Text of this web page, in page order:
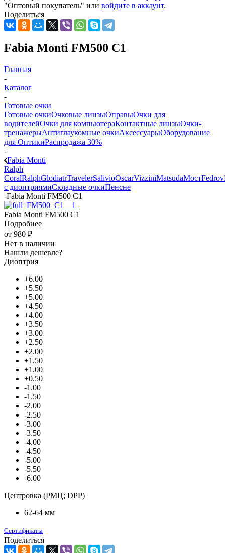
"Оптовый покупатель" или войдите в аккаунт.
Поделиться
Fabia Monti FM500 C1
Главная
-
Каталог
-
Готовые очки
Готовые очкиОчковые линзыОправыОчки для
водителейОчки для компьютераКонтактные линзыОчки-
тренажерыАнтиглаукомные очкиАксессуарыОборудование
для ОптикиРаспродажа 30%
-
Fabia Monti
Ralph
CoralRalphGlodiatrTravelerSalivioOscarVizziniMatsudaМостFedrov
с диоптриямиСкладные очкиПенсне
-Fabia Monti FM500 C1
Fabia Monti FM500 C1
Подробнее
от 980 ₽
Нет в наличии
Нашли дешевле?
Диоптрия
+6.00
+5.50
+5.00
+4.50
+4.00
+3.50
+3.00
+2.50
+2.00
+1.50
+1.00
+0.50
-1.00
-1.50
-2.00
-2.50
-3.00
-3.50
-4.00
-4.50
-5.00
-5.50
-6.00
Центровка (РМЦ; DPP)
62-64 мм
Сертификаты
Поделиться